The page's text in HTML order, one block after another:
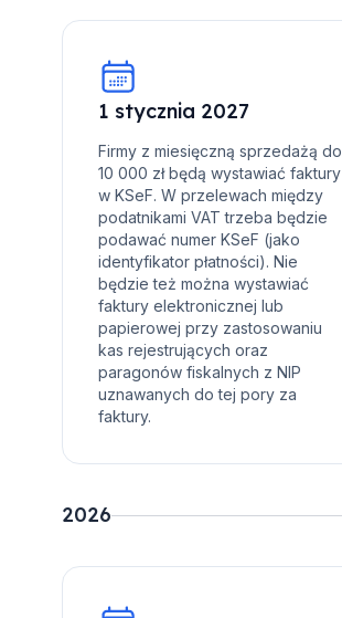
1 stycznia 2027
Firmy z miesięczną sprzedażą do
10 000 zł będą wystawiać faktury
w KSeF. W przelewach między
podatnikami VAT trzeba będzie
podawać numer KSeF (jako
identyfikator płatności). Nie
będzie też można wystawiać
faktury elektronicznej lub
papierowej przy zastosowaniu
kas rejestrujących oraz
paragonów fiskalnych z NIP
uznawanych do tej pory za
faktury.
2026